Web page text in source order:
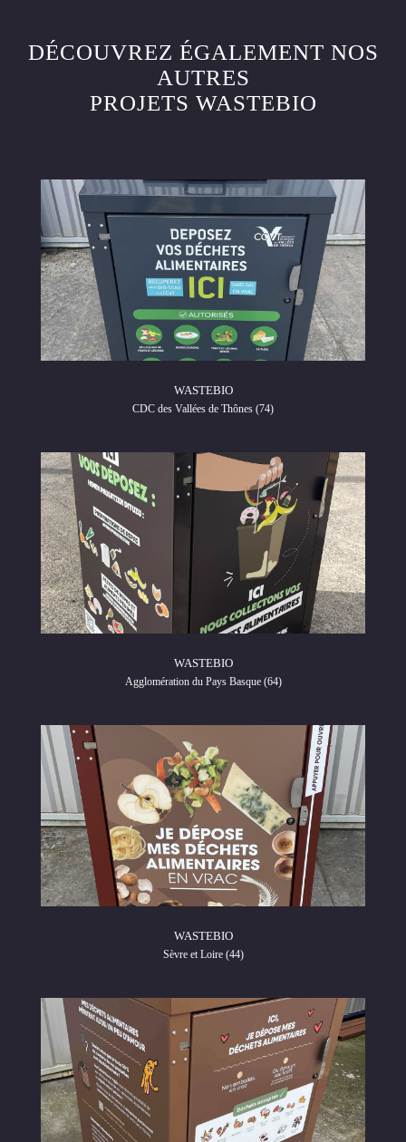
DÉCOUVREZ ÉGALEMENT NOS
AUTRES
PROJETS WASTEBIO
WASTEBIO
CDC des Vallées de Thônes (74)
WASTEBIO
Agglomération du Pays Basque (64)
WASTEBIO
Sèvre et Loire (44)